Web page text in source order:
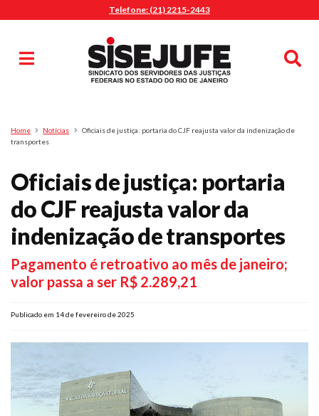
Telefone: (21) 2215-2443
Pesquisa
Home Notícias
Oficiais de justiça: portaria do CJF reajusta valor da indenização de
transportes
Oficiais de justiça: portaria
do CJF reajusta valor da
indenização de transportes
Pagamento é retroativo ao mês de janeiro;
valor passa a ser R$ 2.289,21
Publicado em 14 de fevereiro de 2025
MENU
Sindicalize-se
Jurídico
O Sindicato
Agenda
Casa do Alto
Nossos Convênios
Gympass Wellhub
Seguro Auto
Pós-graduação
FacebookInstagram Twitter TikTok Whatsapp